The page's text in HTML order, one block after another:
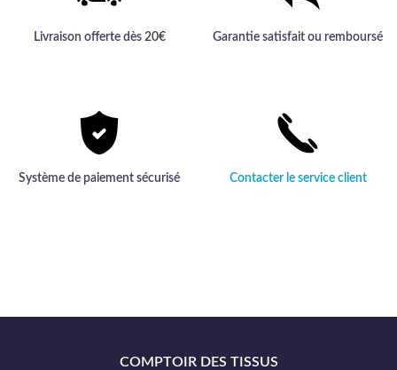
Livraison offerte dès 20€ Garantie satisfait ou remboursé
Système de paiement sécurisé Contacter le service client
COMPTOIR DES TISSUS